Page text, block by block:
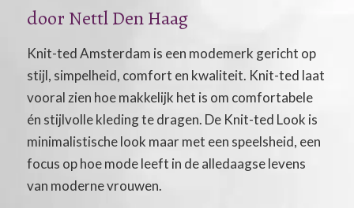
door Nettl Den Haag
Knit-ted Amsterdam is een modemerk gericht op
stijl, simpelheid, comfort en kwaliteit. Knit-ted laat
vooral zien hoe makkelijk het is om comfortabele
én stijlvolle kleding te dragen. De Knit-ted Look is
minimalistische look maar met een speelsheid, een
focus op hoe mode leeft in de alledaagse levens
van moderne vrouwen.